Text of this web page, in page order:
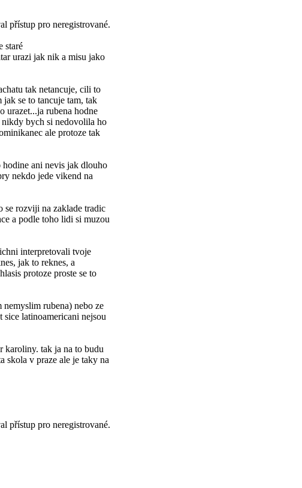
přístup pro neregistrované.
staré
urazi jak nik a misu jako
tak netancuje, cili to
se to tancuje tam, tak
urazet...ja rubena hodne
nikdy bych si nedovolila ho
ale protoze tak
ani nevis jak dlouho
nekdo jede vikend na
se rozviji na zaklade tradic
a podle toho lidi si muzou
interpretovali tvoje
jak to reknes, a
protoze proste se to
nemyslim rubena) nebo ze
latinoamericani nejsou
karoliny. tak ja na to budu
skola v praze ale je taky na
přístup pro neregistrované.